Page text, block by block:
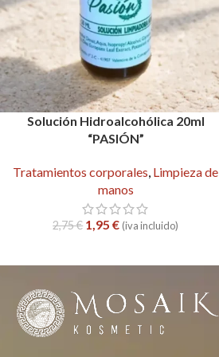
Solución Hidroalcohólica 20ml
“PASIÓN”
Tratamientos corporales, Limpieza de
manos
2,75€ 1,95€ (iva incluido)